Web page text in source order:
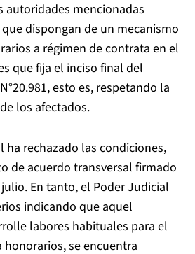
autoridades mencionadas
dispongan de un mecanismo
a régimen de contrata en el
que fija el inciso final del
esto es, respetando la
los afectados.
ha rechazado las condiciones,
de acuerdo transversal firmado
En tanto, el Poder Judicial
indicando que aquel
labores habituales para el
honorarios, se encuentra